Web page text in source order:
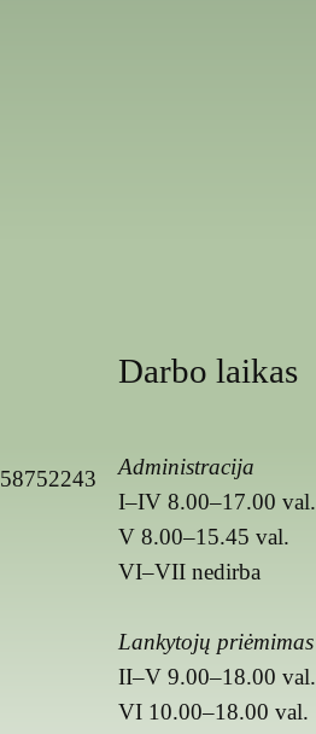
Darbo laikas
Administracija
I–IV 8.00–17.00 val.
V 8.00–15.45 val.
VI–VII nedirba
Lankytojų priėmimas
II–V 9.00–18.00 val.
VI 10.00–18.00 val.